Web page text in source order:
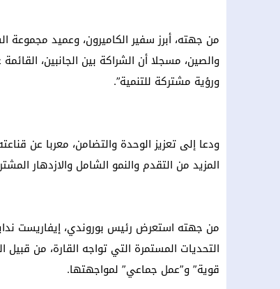
من جهته، أبرز سفير الكاميرون، وعميد مجموعة
والصين، مسجلا أن الشراكة بين الجانبين،
ورؤية مشتركة للتنمية”.
ودعا إلى تعزيز الوحدة والتضامن، معربا عن
المزيد من التقدم والنمو الشامل والازدهار
من جهته استعرض رئيس بوروندي، إيفاريست
التحديات المستمرة التي تواجه القارة، من قبيل
قوية” و”عمل جماعي” لمواجهتها.